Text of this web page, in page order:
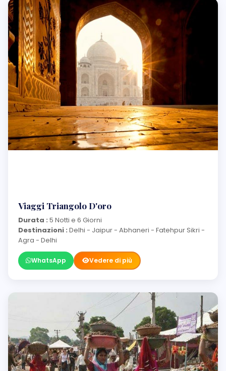
Viaggi Triangolo D'oro
Durata : 5 Notti e 6 Giorni
Destinazioni : Delhi - Jaipur - Abhaneri - Fatehpur Sikri -
Agra - Delhi
WhatsApp Vedere di più